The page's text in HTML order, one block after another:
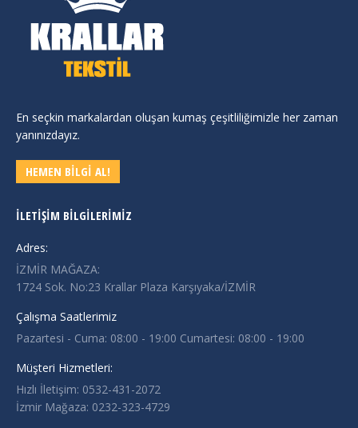
En seçkin markalardan oluşan kumaş çeşitliliğimizle her zaman
yanınızdayız.
HEMEN BİLGİ AL!
İLETIŞIM BILGILERIMIZ
Adres:
İZMİR MAĞAZA:
1724 Sok. No:23 Krallar Plaza Karşıyaka/İZMİR
Çalışma Saatlerimiz
Pazartesi - Cuma: 08:00 - 19:00 Cumartesi: 08:00 - 19:00
Müşteri Hizmetleri:
Hızlı İletişim: 0532-431-2072
İzmir Mağaza: 0232-323-4729